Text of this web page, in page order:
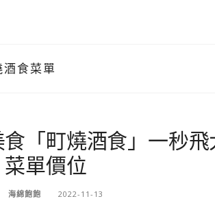
酒食菜單
「町燒酒食」一秒
單價位
海綿飽飽 2022-11-13